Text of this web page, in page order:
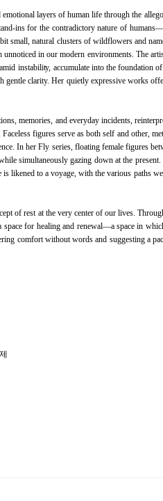
ins for the contradictory nature of
small, natural clusters of wildflowers and
unnoticed in our modern environments. The
instability, accumulate into the foundation
clarity. Her quietly expressive works
figures serve as both self and other,
In her Fly series, floating female figures
simultaneously gazing down at the
likened to a voyage, with the various paths
space for healing and renewal—a space in
comfort without words and suggesting a